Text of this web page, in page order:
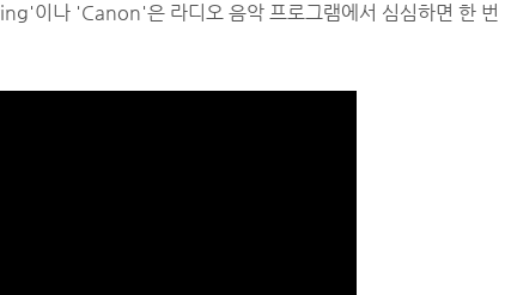
이나 'Canon'은 라디오 음악 프로그램에서 심심하면 한 번